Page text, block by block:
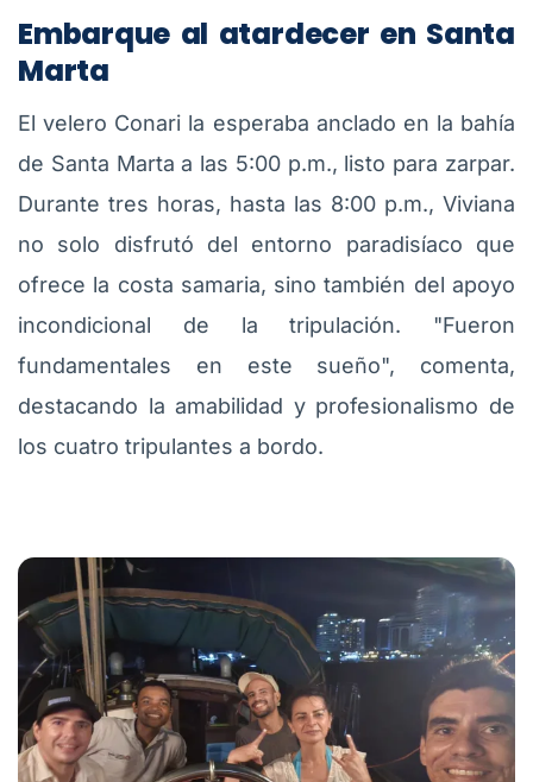
Embarque al atardecer en Santa
Marta
El velero Conari la esperaba anclado en la bahía
de Santa Marta a las 5:00 p.m., listo para zarpar.
Durante tres horas, hasta las 8:00 p.m., Viviana
no solo disfrutó del entorno paradisíaco que
ofrece la costa samaria, sino también del apoyo
incondicional de la tripulación. "Fueron
fundamentales en este sueño", comenta,
destacando la amabilidad y profesionalismo de
los cuatro tripulantes a bordo.